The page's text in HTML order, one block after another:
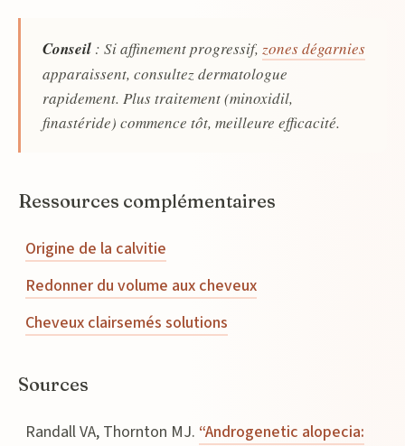
Conseil : Si affinement progressif, zones dégarnies
apparaissent, consultez dermatologue
rapidement. Plus traitement (minoxidil,
finastéride) commence tôt, meilleure efficacité.
Ressources complémentaires
Origine de la calvitie
Redonner du volume aux cheveux
Cheveux clairsemés solutions
Sources
Randall VA, Thornton MJ. “Androgenetic alopecia: